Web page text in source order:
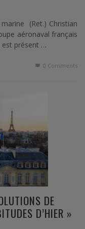
(Ret.) Christian
aéronaval français
est présent …
0 Comments
DE
D’HIER »